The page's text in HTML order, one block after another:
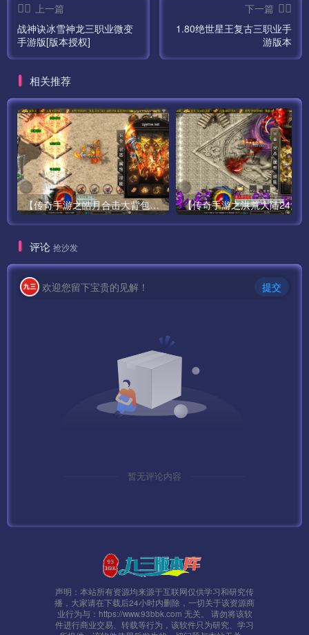
1、客户端要修改project.manifest这个文件，把最下面的IP换
成你自己的，保存。
面的mir2.scenes.sfselect.scene、mir2.def.ip文件IP地址换成
你自己服务器的，保存，然后签名。
3、引擎启动好了以后，在启动盘古插件。
权归原作者所有，若为付费资源，请在下载后24小时之内自
上一篇
战神诀冰雪神龙三职业微变
手游版[版本授权]
下一篇
1.80绝世星王复古三职业手
游版本
相关推荐
【传奇手游之皓月合击大背包-[白猪3.0]-免授权版】经典三职业复古特色战神引擎传奇手游-最新打包Win服务端源码视频架设教程-新版GM多功能网页授权物品后台-GM直冲网页后台-苹果IOS安卓双端版本！
评论 抢沙发
欢迎您留下宝贵的见解！ 提交
暂无评论内容
声明：本站所有资源均来源于互联网仅供学习和研究传
播，大家请在下载后24小时内删除，一切关于该资源商
业行为与：https://www.93bbk.com 无关。 请勿将该软
件进行商业交易、转载等行为，该软件只为研究、学习